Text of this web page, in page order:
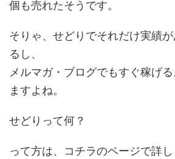
個も売れたそうです。
そりゃ、せどりでそれだけ実績
るし、
メルマガ・ブログでもすぐ稼げ
ますよね。
せどりって何？
って方は、コチラのページで詳